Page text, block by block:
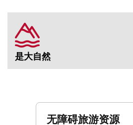
是大自然
无障碍旅游资源